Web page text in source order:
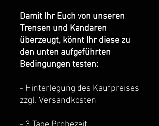
Damit Ihr Euch von unseren
Trensen und Kandaren
überzeugt, könnt Ihr diese zu
den unten aufgeführten
Bedingungen testen:
- Hinterlegung des Kaufpreises
zzgl. Versandkosten